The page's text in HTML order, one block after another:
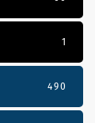
1
490